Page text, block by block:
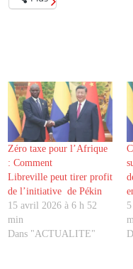
Zéro taxe pour l’Afrique
: Comment
Libreville peut tirer profit
de l’initiative de Pékin
15 avril 2026 à 6 h 52
min
Dans "ACTUALITE"